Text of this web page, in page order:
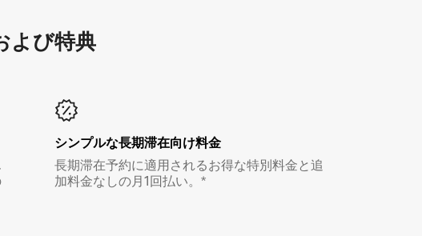
よび特⁠典
シンプルな長期滞在向け料金
長期滞在予約に適用されるお得な特別料金と追
加料金なしの月1回払い。*